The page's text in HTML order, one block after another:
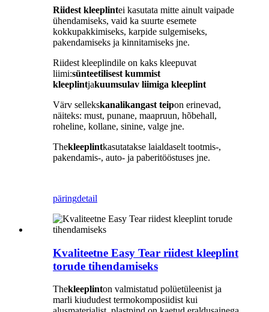
Riidest kleeplintei kasutata mitte ainult vaipade
ühendamiseks, vaid ka suurte esemete
kokkupakkimiseks, karpide sulgemiseks,
pakendamiseks ja kinnitamiseks jne.
Riidest kleeplindile on kaks kleepuvat
liimi:sünteetilisest kummist
kleeplintjakuumsulav liimiga kleeplint
Värv sellekskanalikangast teipon erinevad,
näiteks: must, punane, maapruun, hõbehall,
roheline, kollane, sinine, valge jne.
Thekleeplintkasutatakse laialdaselt tootmis-,
pakendamis-, auto- ja paberitööstuses jne.
päringdetail
Kvaliteetne Easy Tear riidest kleeplint
torude tihendamiseks
Thekleeplinton valmistatud polüetüleenist ja
marli kiududest termokomposiidist kui